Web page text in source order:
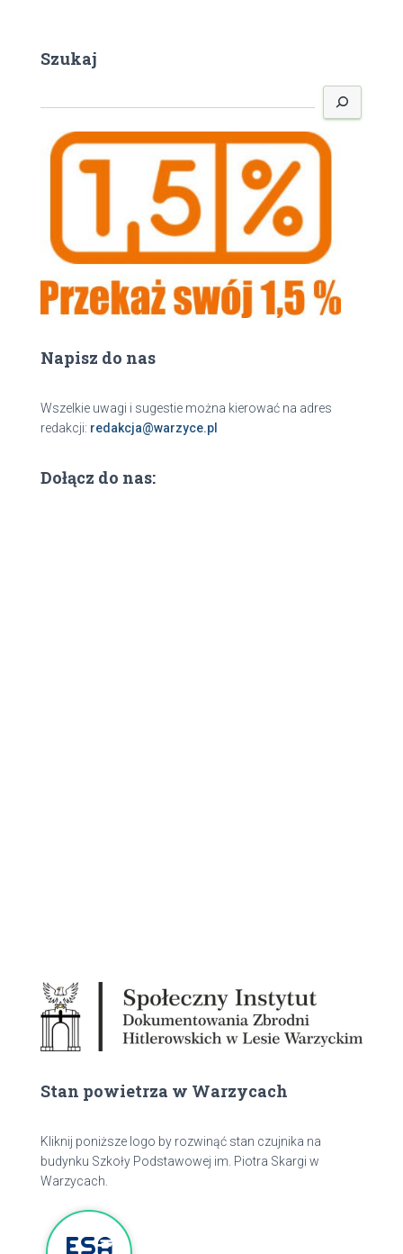
Szukaj
z
Napisz do nas
Wszelkie uwagi i sugestie można kierować na adres
redakcji: redakcja@warzyce.pl
Dołącz do nas:
Stan powietrza w Warzycach
Kliknij poniższe logo by rozwinąć stan czujnika na
budynku Szkoły Podstawowej im. Piotra Skargi w
Warzycach.